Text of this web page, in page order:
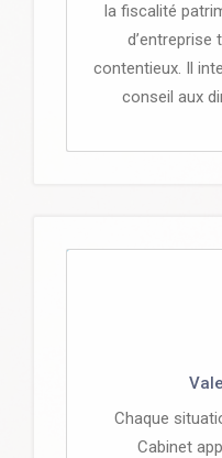
la fiscalité
d’entreprise
contentieux. Il
conseil aux
Chaque
Cabinet